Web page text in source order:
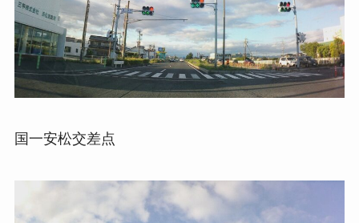
国一安松交差点